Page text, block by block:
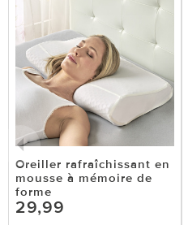
Oreiller rafraîchissant en
mousse à mémoire de
forme
29,99